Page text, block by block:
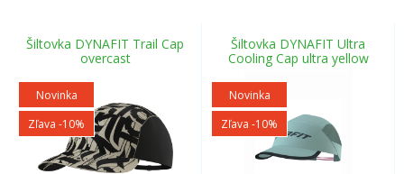
Šiltovka DYNAFIT Trail Cap
overcast
Novinka
Zľava -10%
Šiltovka DYNAFIT Ultra
Cooling Cap ultra yellow
Novinka
Zľava -10%